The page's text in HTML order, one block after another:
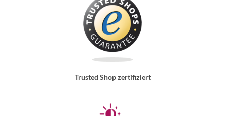
Trusted Shop zertifiziert